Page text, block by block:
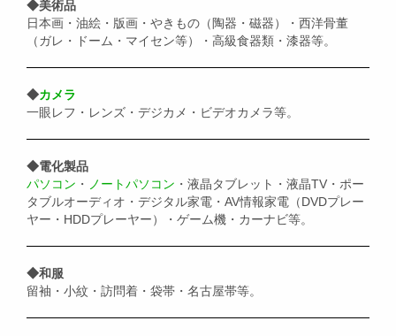
◆美術品
日本画・油絵・版画・やきもの（陶器・磁器）・西洋骨董
（ガレ・ドーム・マイセン等）・高級食器類・漆器等。
◆カメラ
一眼レフ・レンズ・デジカメ・ビデオカメラ等。
◆電化製品
パソコン ・ ノートパソコン ・液晶タブレット・液晶TV・ポー
タブルオーディオ・デジタル家電・AV情報家電（DVDプレー
ヤー・HDDプレーヤー）・ゲーム機・カーナビ等。
◆和服
留袖・小紋・訪問着・袋帯・名古屋帯等。